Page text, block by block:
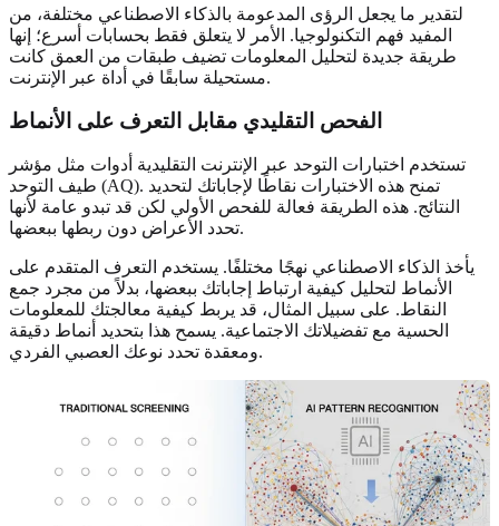
لتقدير ما يجعل الرؤى المدعومة بالذكاء الاصطناعي مختلفة، من
المفيد فهم التكنولوجيا. الأمر لا يتعلق فقط بحسابات أسرع؛ إنها
طريقة جديدة لتحليل المعلومات تضيف طبقات من العمق كانت
مستحيلة سابقًا في أداة عبر الإنترنت.
الفحص التقليدي مقابل التعرف على الأنماط
تستخدم اختبارات التوحد عبر الإنترنت التقليدية أدوات مثل مؤشر
طيف التوحد (AQ). تمنح هذه الاختبارات نقاطًا لإجاباتك لتحديد
النتائج. هذه الطريقة فعالة للفحص الأولي لكن قد تبدو عامة لأنها
تحدد الأعراض دون ربطها ببعضها.
يأخذ الذكاء الاصطناعي نهجًا مختلفًا. يستخدم التعرف المتقدم على
الأنماط لتحليل كيفية ارتباط إجاباتك ببعضها، بدلاً من مجرد جمع
النقاط. على سبيل المثال، قد يربط كيفية معالجتك للمعلومات
الحسية مع تفضيلاتك الاجتماعية. يسمح هذا بتحديد أنماط دقيقة
ومعقدة تحدد نوعك العصبي الفردي.